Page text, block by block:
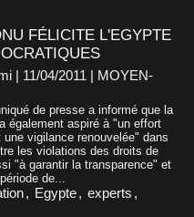
FÉLICITE L'EGYPTE
| 11/04/2011 | MOYEN-
de presse a informé que la
également aspiré à "un effort
une vigilance renouvelée" dans
les violations des droits de
"à garantir la transparence" et
de...
, Egypte, experts ,